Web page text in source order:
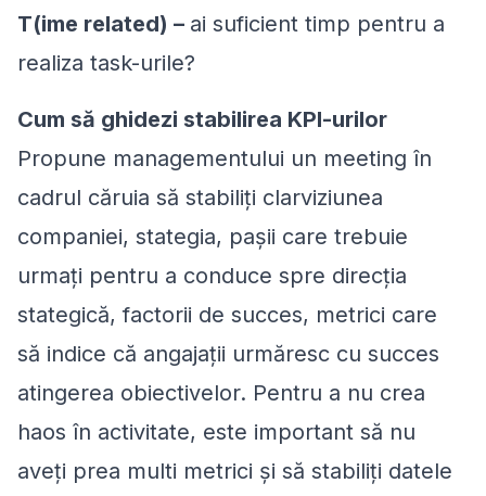
T(ime related) – ai suficient timp pentru a
realiza task-urile?
Cum să ghidezi stabilirea KPI-urilor
Propune managementului un meeting în
cadrul căruia să stabiliți clarviziunea
companiei, stategia, pașii care trebuie
urmați pentru a conduce spre direcția
stategică, factorii de succes, metrici care
să indice că angajații urmăresc cu succes
atingerea obiectivelor. Pentru a nu crea
haos în activitate, este important să nu
aveți prea multi metrici și să stabiliți datele